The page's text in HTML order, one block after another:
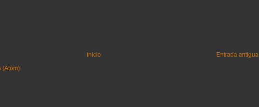
Entrada antigua
Inicio
(Atom)